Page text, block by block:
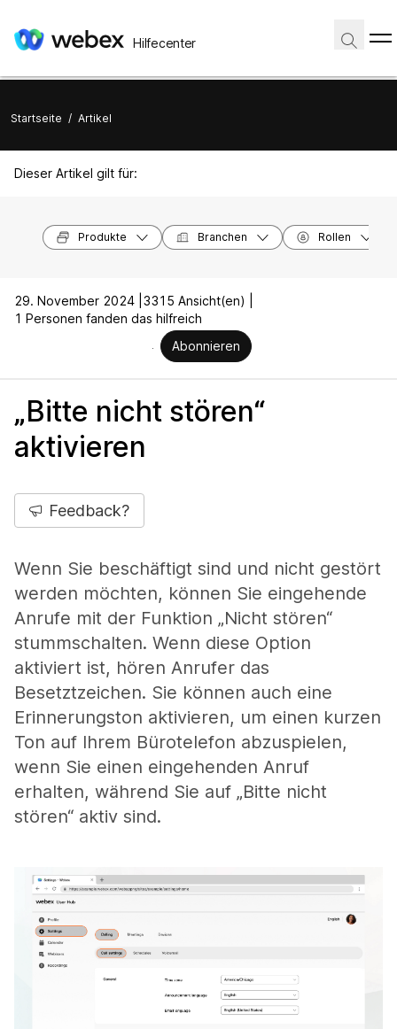
Hilfecenter
Startseite / Artikel
Dieser Artikel gilt für:
Produkte Branchen Rollen
29. November 2024 | 3315 Ansicht(en) |
1 Personen fanden das hilfreich
Abonnieren
„Bitte nicht stören“
aktivieren
Feedback?
Wenn Sie beschäftigt sind und nicht gestört
werden möchten, können Sie eingehende
Anrufe mit der Funktion „Nicht stören“
stummschalten. Wenn diese Option
aktiviert ist, hören Anrufer das
Besetztzeichen. Sie können auch eine
Erinnerungston aktivieren, um einen kurzen
Ton auf Ihrem Bürotelefon abzuspielen,
wenn Sie einen eingehenden Anruf
erhalten, während Sie auf „Bitte nicht
stören“ aktiv sind.